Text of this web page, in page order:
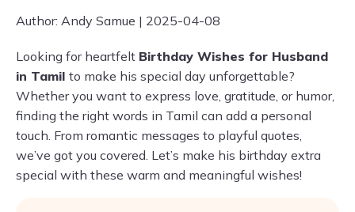
Author: Andy Samue | 2025-04-08
Looking for heartfelt Birthday Wishes for Husband
in Tamil to make his special day unforgettable?
Whether you want to express love, gratitude, or humor,
finding the right words in Tamil can add a personal
touch. From romantic messages to playful quotes,
we’ve got you covered. Let’s make his birthday extra
special with these warm and meaningful wishes!